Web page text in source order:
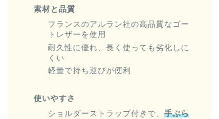
素材と品質
フランスのアルラン社の高品質なゴー
トレザーを使用
耐久性に優れ、長く使っても劣化しに
くい
軽量で持ち運びが便利
使いやすさ
ショルダーストラップ付きで、 手ぶら